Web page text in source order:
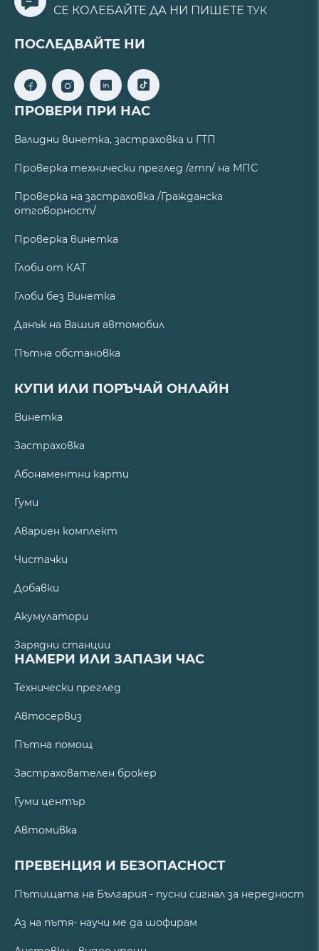
СЕ КОЛЕБАЙТЕ ДА НИ ПИШЕТЕ ТУК
ПОСЛЕДВАЙТЕ НИ
ПРОВЕРИ ПРИ НАС
Валидни винетка, застраховка и ГТП
Проверка технически преглед /гтп/ на МПС
Проверка на застраховка /Гражданска
отговорност/
Проверка винетка
Глоби от КАТ
Глоби без Винетка
Данък на Вашия автомобил
Пътна обстановка
КУПИ ИЛИ ПОРЪЧАЙ ОНЛАЙН
Винетка
Застраховка
Абонаментни карти
Гуми
Авариен комплект
Чистачки
Добавки
Акумулатори
Зарядни станции
НАМЕРИ ИЛИ ЗАПАЗИ ЧАС
Технически преглед
Автосервиз
Пътна помощ
Застрахователен брокер
Гуми център
Автомивка
ПРЕВЕНЦИЯ И БЕЗОПАСНОСТ
Пътищата на България - пусни сигнал за нередност
Аз на пътя- научи ме да шофирам